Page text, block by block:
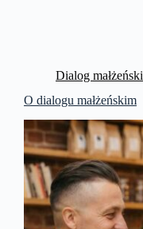
Dialog małżeński
O dialogu małżeńskim